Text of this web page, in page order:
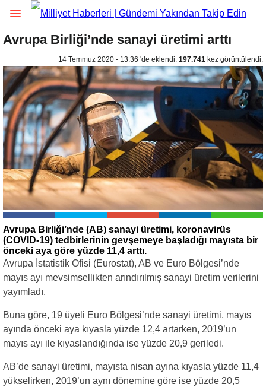
Avrupa Birliği’nde sanayi üretimi arttı
14 Temmuz 2020 - 13:36 'de eklendi. 197.741 kez görüntülendi.
Avrupa Birliği’nde (AB) sanayi üretimi, koronavirüs
(COVID-19) tedbirlerinin gevşemeye başladığı mayısta bir
önceki aya göre yüzde 11,4 arttı.
Avrupa İstatistik Ofisi (Eurostat), AB ve Euro Bölgesi’nde
mayıs ayı mevsimsellikten arındırılmış sanayi üretim verilerini
yayımladı.
Buna göre, 19 üyeli Euro Bölgesi’nde sanayi üretimi, mayıs
ayında önceki aya kıyasla yüzde 12,4 artarken, 2019’un
mayıs ayı ile kıyaslandığında ise yüzde 20,9 geriledi.
AB’de sanayi üretimi, mayısta nisan ayına kıyasla yüzde 11,4
yükselirken, 2019’un aynı dönemine göre ise yüzde 20,5